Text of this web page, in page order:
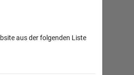
aus der folgenden Liste